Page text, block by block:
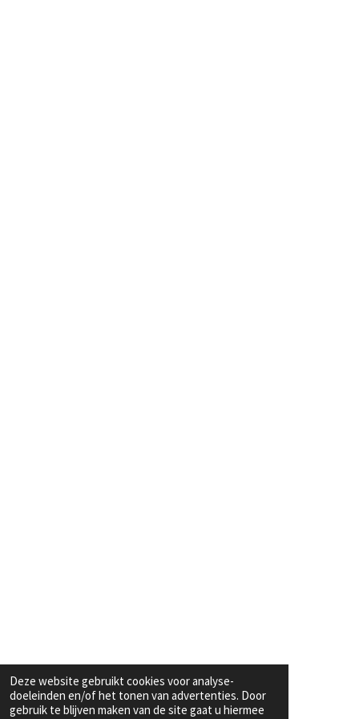
Deze website gebruikt cookies voor analyse-
doeleinden en/of het tonen van advertenties. Door
gebruik te blijven maken van de site gaat u hiermee